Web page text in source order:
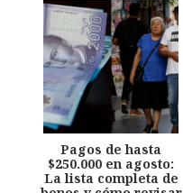
Pagos de hasta
$250.000 en agosto:
La lista completa de